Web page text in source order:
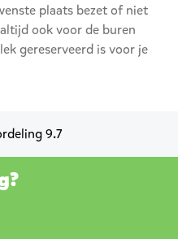
plaats bezet of niet
ook voor de buren
gereserveerd is voor je
9.7